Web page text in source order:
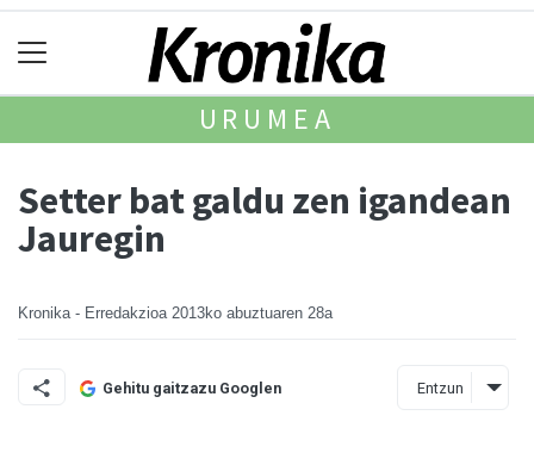
URUMEA
Setter bat galdu zen igandean
Jauregin
Kronika - Erredakzioa 2013ko abuztuaren 28a
Gehitu gaitzazu Googlen Entzun